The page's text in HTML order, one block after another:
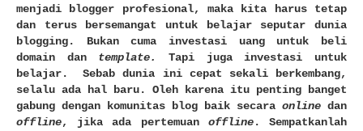
menjadi blogger profesional, maka kita harus tetap
dan terus bersemangat untuk belajar seputar dunia
blogging. Bukan cuma investasi uang untuk beli
domain dan template.
Tapi juga investasi untuk
belajar. Sebab dunia ini cepat sekali berkembang,
selalu ada hal baru. Oleh karena itu penting banget
gabung dengan komunitas blog baik secara online dan
offline, jika ada pertemuan offline. Sempatkanlah